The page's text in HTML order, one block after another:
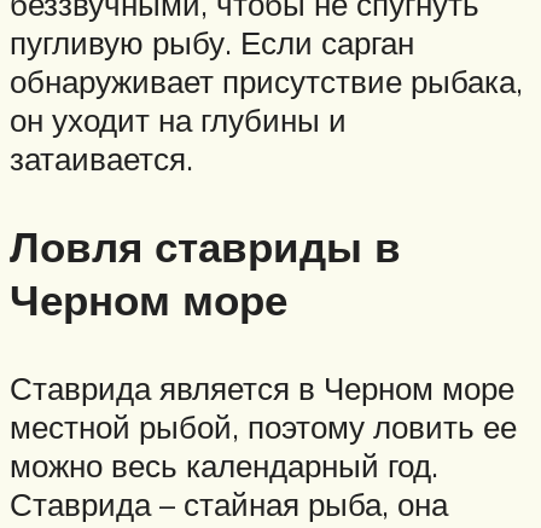
пугливую рыбу. Если сарган
обнаруживает присутствие рыбака,
он уходит на глубины и
затаивается.
Ловля ставриды в
Черном море
Ставрида является в Черном море
местной рыбой, поэтому ловить ее
можно весь календарный год.
Ставрида – стайная рыба, она